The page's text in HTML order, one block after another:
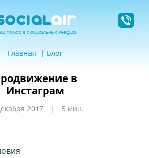
Главная Блог
в
Инстаграм
2017 5 мин.